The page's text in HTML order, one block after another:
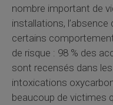
nombre important de
installations, l’absence
certains
de risque : 98 % des
sont recensés dans
intoxications
beaucoup de victimes